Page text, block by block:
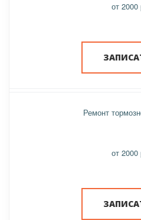
от 2000
Ремонт
от 2000